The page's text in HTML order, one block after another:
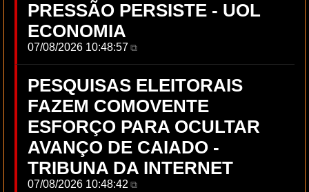
PRESSÃO PERSISTE - UOL
ECONOMIA
07/08/2026 10:48:57⧉
PESQUISAS ELEITORAIS
FAZEM COMOVENTE
ESFORÇO PARA OCULTAR
AVANÇO DE CAIADO -
TRIBUNA DA INTERNET
07/08/2026 10:48:42 ⧉